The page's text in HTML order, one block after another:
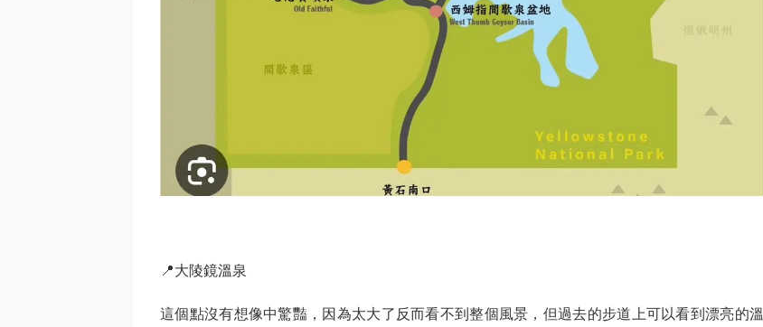
📍大陵鏡溫泉
這個點沒有想像中驚豔，因為太大了反而看不到整個風景，但過去的步道上可以看到漂亮的溫